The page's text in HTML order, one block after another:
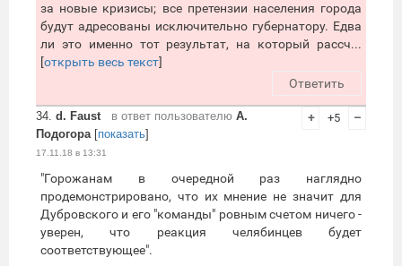
за новые кризисы; все претензии населения города
будут адресованы исключительно губернатору. Едва
ли это именно тот результат, на который рассч...
[открыть весь текст]
Ответить
34. d. Faust в ответ пользователю А.
Подогора[показать]
17.11.18 в 13:31
+ +5 –
"Горожанам в очередной раз наглядно
продемонстрировано, что их мнение не значит для
Дубровского и его "команды" ровным счетом ничего -
уверен, что реакция челябинцев будет
соответствующее".